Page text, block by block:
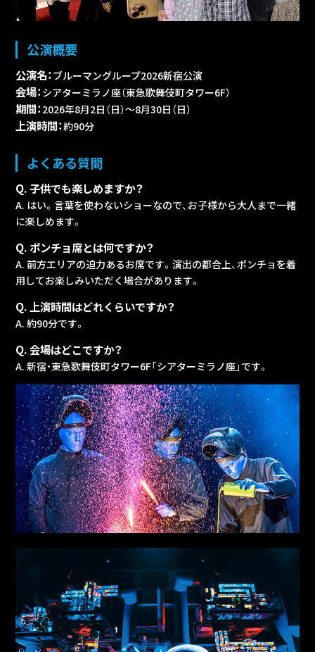
公演概要
公演名：ブルーマングループ2026新宿公演
会場：シアターミラノ座（東急歌舞伎町タワー6F）
期間：2026年8月2日（日）～8月30日（日）
上演時間：約90分
よくある質問
Q. 子供でも楽しめますか？
A. はい。言葉を使わないショーなので、お子様から大人まで一緒
に楽しめます。
Q. ポンチョ席とは何ですか？
A. 前方エリアの迫力あるお席です。演出の都合上、ポンチョを着
用してお楽しみいただく場合があります。
Q. 上演時間はどれくらいですか？
A. 約90分です。
Q. 会場はどこですか？
A. 新宿・東急歌舞伎町タワー6F「シアターミラノ座」です。